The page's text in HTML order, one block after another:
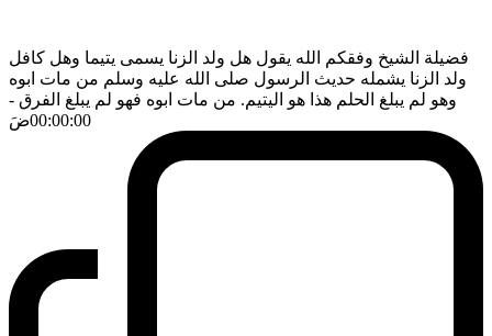
فضيلة الشيخ وفقكم الله يقول هل ولد الزنا يسمى يتيما وهل كافل
ولد الزنا يشمله حديث الرسول صلى الله عليه وسلم من مات ابوه
وهو لم يبلغ الحلم هذا هو اليتيم. من مات ابوه فهو لم يبلغ الفرق -
00:00:00ضَ